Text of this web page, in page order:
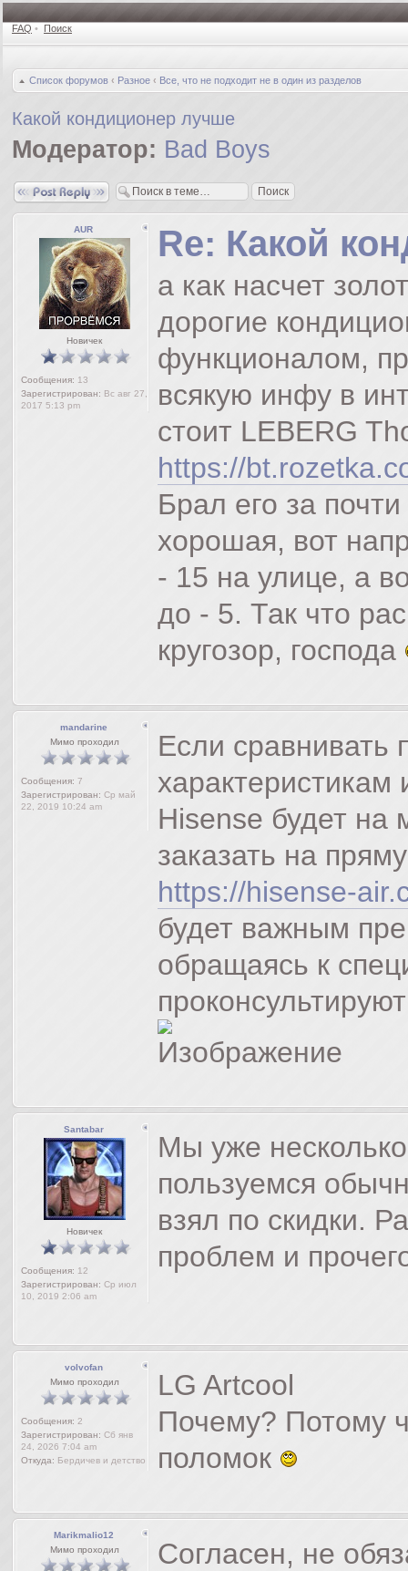
FAQ • Поиск
Список форумов ‹ Разное ‹ Все, что не подходит не в один из разделов
Какой кондиционер лучше
Модератор: Bad Boys
Ответить
AUR
Новичек
Сообщения: 13
Зарегистрирован: Вс авг 27,
2017 5:13 pm
Re: Какой
а как насчет
дорогие
функционалом,
всякую инфу в
стоит LEBERG
https://
Брал его за
хорошая, вот
- 15 на улице, а
до - 5. Так что
кругозор, господа
mandarine
Мимо проходил
Сообщения: 7
Зарегистрирован: Ср май
22, 2019 10:24 am
Если сравнивать
Hisense будет
заказать на
https://hisense-
будет важным
обращаясь к
Santabar
Новичек
Сообщения: 12
Зарегистрирован: Ср июл
10, 2019 2:06 am
Мы уже
пользуемся
взял по скидки.
проблем и
volvofan
Мимо проходил
Сообщения: 2
Зарегистрирован: Сб янв
24, 2026 7:04 am
Откуда: Бердичев и детство
LG Artcool
Почему? Потому
поломок
Marikmalio12
Мимо проходил
Согласен, не